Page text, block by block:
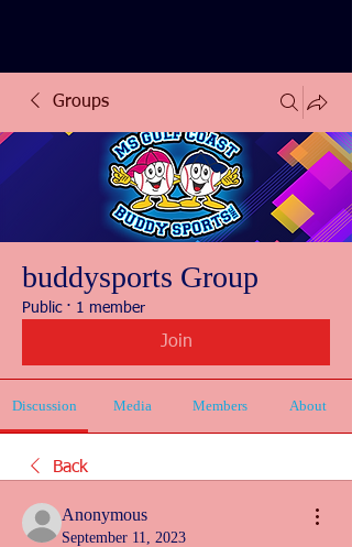
Groups
buddysports Group
Public · 1 member
Join
Discussion Media Members About
Back
Anonymous
September 11, 2023